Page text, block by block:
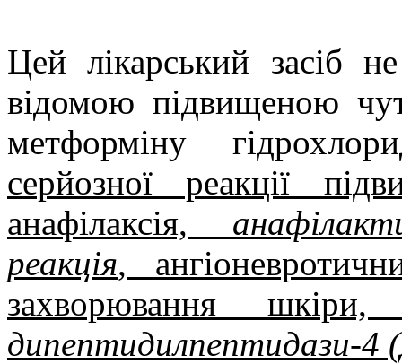
Цей лікарський засіб
відомою підвищеною
метформіну
серйозної реакції
анафілаксія,
реакція,
захворювання
дипептидилпептидази-